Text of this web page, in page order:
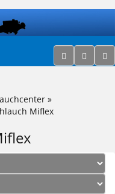
»
Miflex